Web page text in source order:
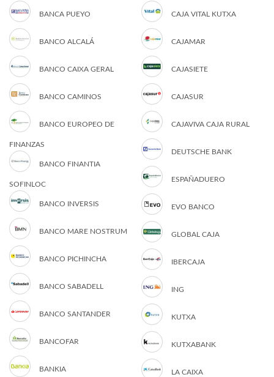
BANCA PUEYO
BANCO ALCALÁ
BANCO CAIXA GERAL
BANCO CAMINOS
BANCO EUROPEO DE
FINANZAS
BANCO FINANTIA
SOFINLOC
BANCO INVERSIS
BANCO MARE NOSTRUM
BANCO PICHINCHA
BANCO SABADELL
BANCO SANTANDER
BANCOFAR
BANKIA
CAJA VITAL KUTXA
CAJAMAR
CAJASIETE
CAJASUR
CAJAVIVA CAJA RURAL
DEUTSCHE BANK
ESPAÑADUERO
EVO BANCO
GLOBAL CAJA
IBERCAJA
ING
KUTXA
KUTXABANK
LA CAIXA